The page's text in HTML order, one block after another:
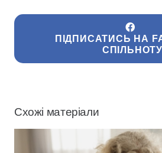
ПІДПИСАТИСЬ НА
СПІЛЬНОТУ
Схожі матеріали